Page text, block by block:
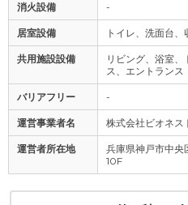
消火設備 -
居室設備 トイレ、洗面台、
共用施設設備
リビング、浴室
ス、エントランス
バリアフリー -
運営事業者名 株式会社ビオネス
運営者所在地
兵庫県神戸市中央
10F